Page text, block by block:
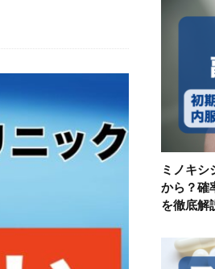
ミノキシ
から？確
を徹底解